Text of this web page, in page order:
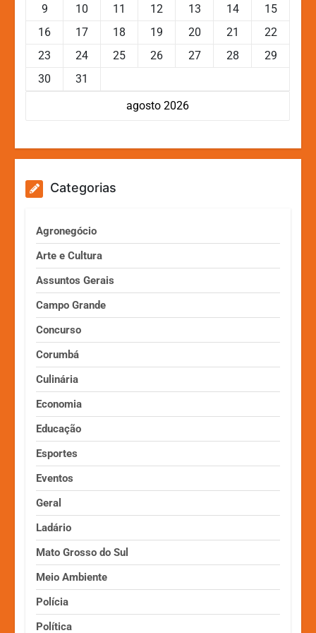
agosto 2026
9 10 11 12 13 14
15
16
17 18 19 20 21
22
23
24 25 26 27 28
29
30
31
Categorias
Agronegócio
Arte e Cultura
Assuntos Gerais
Campo Grande
Concurso
Corumbá
Culinária
Economia
Educação
Esportes
Eventos
Geral
Ladário
Mato Grosso do Sul
Meio Ambiente
Polícia
Política